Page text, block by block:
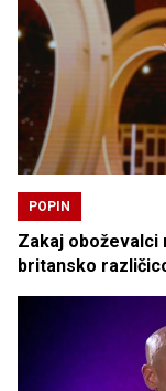
POPIN
Zakaj oboževalci
britansko